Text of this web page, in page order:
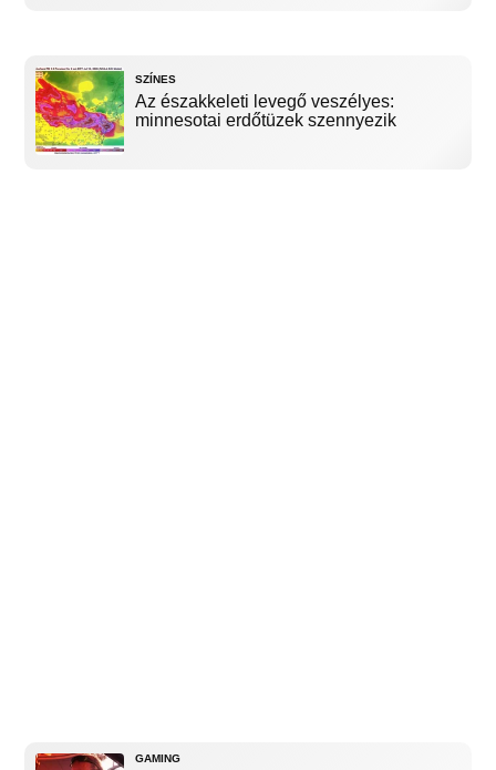
SZÍNES
Az északkeleti levegő veszélyes:
minnesotai erdőtüzek szennyezik
GAMING